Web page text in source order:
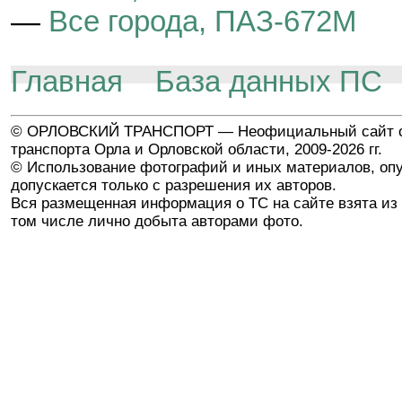
— Все города, ПАЗ-672М
Главная
База данных ПС
© ОРЛОВСКИЙ ТРАНСПОРТ — Неофициальный сайт
транспорта Орла и Орловской области, 2009-2026 гг.
© Использование фотографий и иных материалов,
допускается только с разрешения их авторов.
Вся размещенная информация о ТС на сайте взята из
том числе лично добыта авторами фото.